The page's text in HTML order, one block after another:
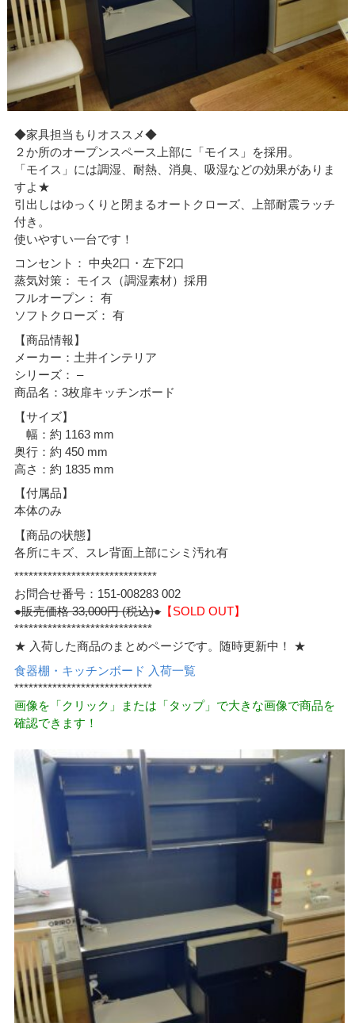
◆家具担当もりオススメ◆
２か所のオープンスペース上部に「モイス」を採用。
「モイス」には調湿、耐熱、消臭、吸湿などの効果がありま
すよ★
引出しはゆっくりと閉まるオートクローズ、上部耐震ラッチ
付き。
使いやすい一台です！
コンセント： 中央2口・左下2口
蒸気対策： モイス（調湿素材）採用
フルオープン： 有
ソフトクローズ： 有
【商品情報】
メーカー：土井インテリア
シリーズ： –
商品名：3枚扉キッチンボード
【サイズ】
幅：約 1163 mm
奥行：約 450 mm
高さ：約 1835 mm
【付属品】
本体のみ
【商品の状態】
各所にキズ、スレ背面上部にシミ汚れ有
******************************
お問合せ番号：151-008283 002
●販売価格 33,000円 (税込)●【SOLD OUT】
*****************************
★ 入荷した商品のまとめページです。随時更新中！ ★
食器棚・キッチンボード 入荷一覧
*****************************
画像を「クリック」または「タップ」で大きな画像で商品を
確認できます！